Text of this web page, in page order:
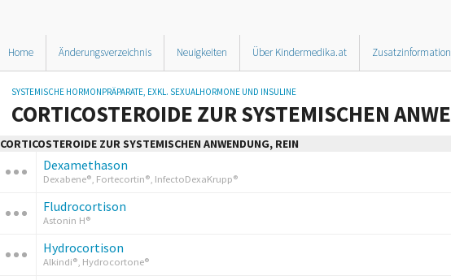
Home Änderungsverzeichnis Neuigkeiten Über Kindermedika.at
SYSTEMISCHE HORMONPRÄPARATE, EXKL. SEXUALHORMONE UND INSULINE
CORTICOSTEROIDE ZUR SYSTEMISCHEN
CORTICOSTEROIDE ZUR SYSTEMISCHEN ANWENDUNG, REIN
Dexamethason
Dexabene®, Fortecortin®, InfectoDexaKrupp®
Fludrocortison
Astonin H®
Hydrocortison
Alkindi®, Hydrocortone®